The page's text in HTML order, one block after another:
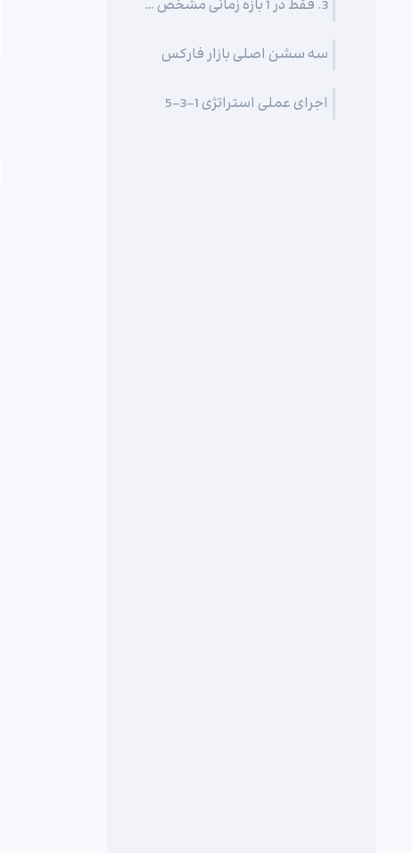
3. فقط در 1 بازه زمانی مشخص معامله کنید
سه سشن اصلی بازار فارکس
اجرای عملی استراتژی 1-3-5